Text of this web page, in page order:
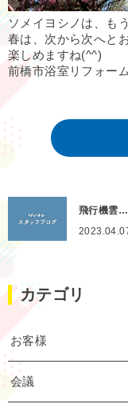
ソメイヨシノは、も
春は、次から次へと
楽しめますね(^^)
前橋市浴室リフォー
飛行機雲…
カテゴリ
お客様
会議